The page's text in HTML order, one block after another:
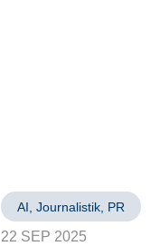
AI Journalistik PR
22 SEP 2025